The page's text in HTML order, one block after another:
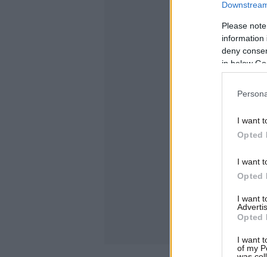
Please
information
deny
in below
I want
Opted
I want
Opted
I want
Opted
I want
of my